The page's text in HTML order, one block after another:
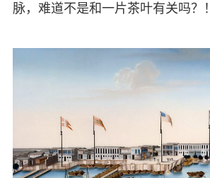
脉，难道不是和一片茶叶有关吗？！